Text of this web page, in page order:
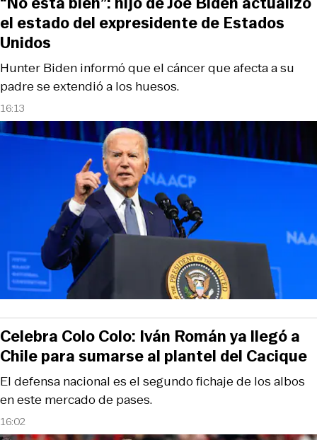
16:13
Hunter Biden informó que el cáncer que afecta a su
padre se extendió a los huesos.
el estado del expresidente de Estados
Unidos
16:02
El defensa nacional es el segundo fichaje de los albos
en este mercado de pases.
Celebra Colo Colo: Iván Román ya llegó a
Chile para sumarse al plantel del Cacique